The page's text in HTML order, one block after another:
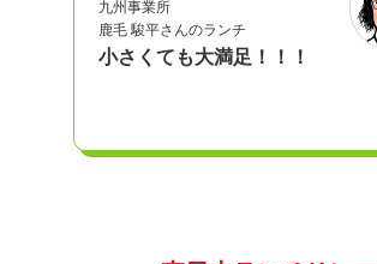
九州事業所
鹿毛 駿平さんのランチ
小さくても大満足！！！